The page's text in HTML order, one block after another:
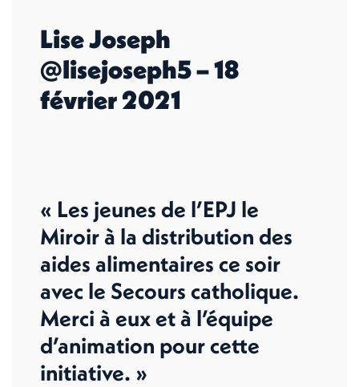
Lise Joseph
@lisejoseph5 – 18
février 2021
« Les jeunes de l’EPJ le
Miroir à la distribution des
aides alimentaires ce soir
avec le Secours catholique.
Merci à eux et à l’équipe
d’animation pour cette
initiative. »